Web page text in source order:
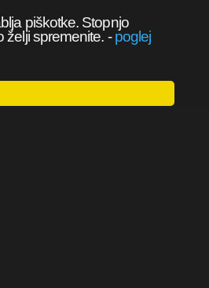
piškotke. Stopnjo
želji spremenite. -poglej